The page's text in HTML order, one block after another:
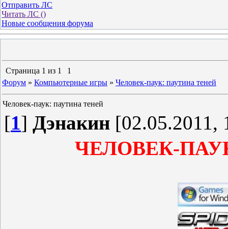
Отправить ЛС
Читать ЛС ()
Новые сообщения форума
Страница 1 из 1
1
Форум » Компьютерные игры » Человек-паук: паутина теней
Человек-паук: паутина теней
[1] Дэнакин [02.05.2011,
ЧЕЛОВЕК-